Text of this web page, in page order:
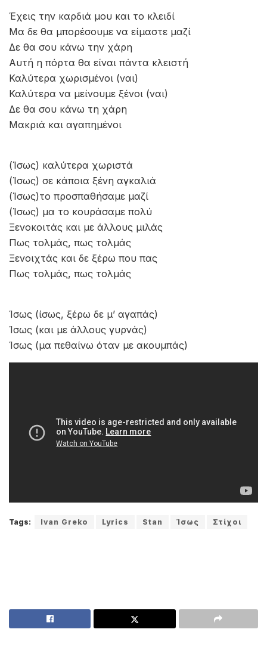
Έχεις την καρδιά μου και το κλειδί
Μα δε θα μπορέσουμε να είμαστε μαζί
Δε θα σου κάνω την χάρη
Αυτή η πόρτα θα είναι πάντα κλειστή
Καλύτερα χωρισμένοι (ναι)
Καλύτερα να μείνουμε ξένοι (ναι)
Δε θα σου κάνω τη χάρη
Μακριά και αγαπημένοι
(Ίσως) καλύτερα χωριστά
(Ίσως) σε κάποια ξένη αγκαλιά
(Ίσως)το προσπαθήσαμε μαζί
(Ίσως) μα το κουράσαμε πολύ
Ξενοκοιτάς και με άλλους μιλάς
Πως τολμάς, πως τολμάς
Ξενοιχτάς και δε ξέρω που πας
Πως τολμάς, πως τολμάς
Ίσως (ίσως, ξέρω δε μ’ αγαπάς)
Ίσως (και με άλλους γυρνάς)
Ίσως (μα πεθαίνω όταν με ακουμπάς)
Tags: Ivan Greko Lyrics Stan Ίσως Στίχοι